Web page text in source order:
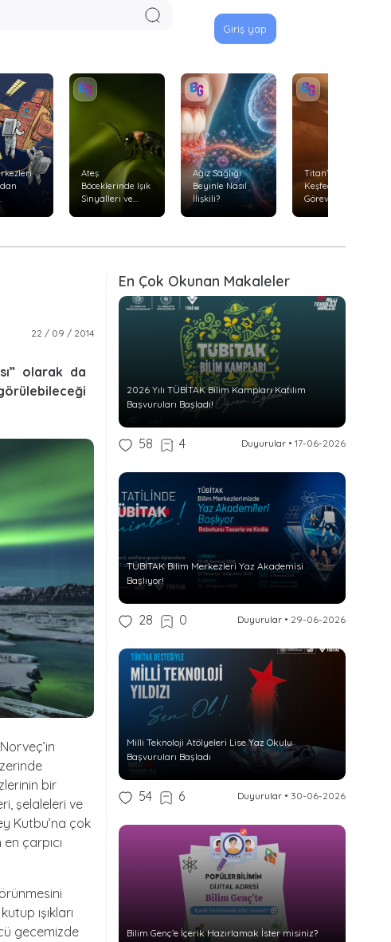
Giriş yap
Ateş
Böceklerinde Işık
Sinyalleri ve
Ağız Sağlığı
Beyinle Nasıl
İlişkili?
Titan’ı Uçarak
Keşfedecek
Görev: Dragonfly
22 / 09 / 2014
olarak da
bir
şelaleleri ve
Kutbu’na çok
çarpıcı
ışıkları
gecemizde
En Çok Okunan Makaleler
2026 Yılı TÜBİTAK Bilim Kampları Katılım
Başvuruları Başladı!
58 4 Duyurular• 17-06-2026
TÜBİTAK Bilim Merkezleri Yaz Akademisi
Başlıyor!
28 0 Duyurular• 29-06-2026
Milli Teknoloji Atölyeleri Lise Yaz Okulu
Başvuruları Başladı
54 6 Duyurular• 30-06-2026
Bilim Genç’e İçerik Hazırlamak İster misiniz?